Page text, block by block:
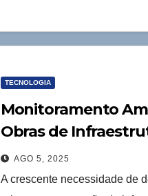
TECNOLOGIA
Monitoramento
Obras de
Compromisso
AGO 5, 2025
A crescente necessidade de